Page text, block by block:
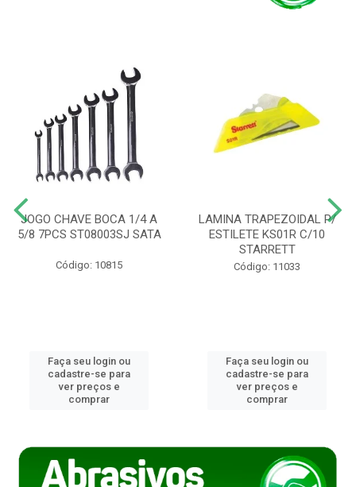
JOGO CHAVE BOCA 1/4 A
5/8 7PCS ST08003SJ SATA
Código: 10815
Faça seu login ou
cadastre-se para
ver preços e
comprar
LAMINA TRAPEZOIDAL P/
ESTILETE KS01R C/10
STARRETT
Código: 11033
Faça seu login ou
cadastre-se para
ver preços e
comprar